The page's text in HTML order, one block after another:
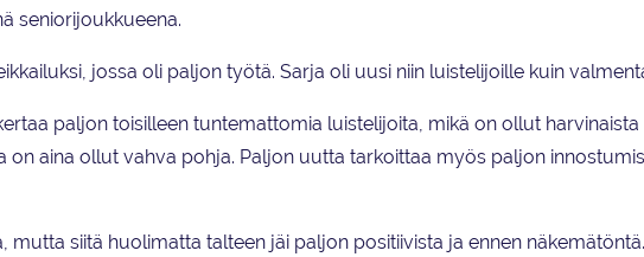
seniorijoukkueena.
jossa oli paljon työtä. Sarja oli uusi niin luistelijoille kuin
paljon toisilleen tuntemattomia luistelijoita, mikä on ollut harvinaista
on aina ollut vahva pohja. Paljon uutta tarkoittaa myös paljon
mutta siitä huolimatta talteen jäi paljon positiivista ja ennen näkemätöntä.